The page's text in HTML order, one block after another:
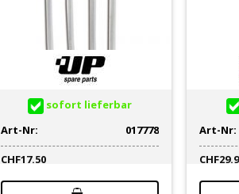
sofort lieferbar
Art-Nr:
017778
CHF17.50
Art-Nr:
CHF